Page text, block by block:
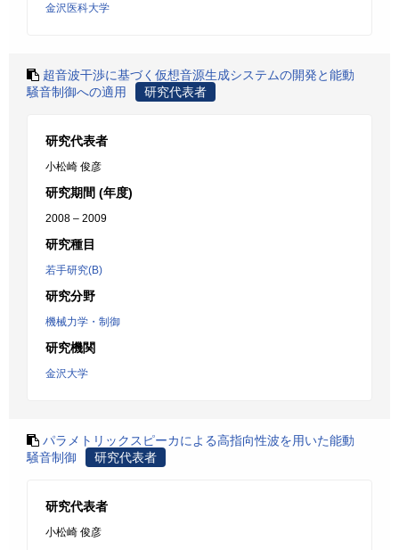
金沢医科大学
超音波干渉に基づく仮想音源生成システムの開発と能動
騒音制御への適用
研究代表者
研究代表者
小松崎 俊彦
研究期間 (年度)
2008 – 2009
研究種目
若手研究(B)
研究分野
機械力学・制御
研究機関
金沢大学
パラメトリックスピーカによる高指向性波を用いた能動
騒音制御
研究代表者
研究代表者
小松崎 俊彦